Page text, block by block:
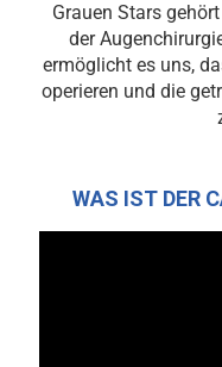
Grauen Stars
der
ermöglicht es uns,
operieren und die
WAS IST DER